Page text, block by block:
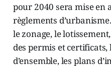
pour 2040 sera mise en
règlements
le zonage, le
des permis et certificats,
d’ensemble, les plans